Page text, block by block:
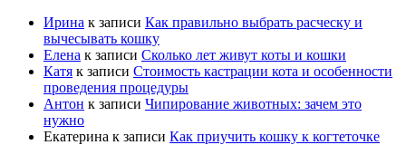
Ирина к записи Как правильно выбрать расческу и
вычесывать кошку
Елена к записи Сколько лет живут коты и кошки
Катя к записи Стоимость кастрации кота и особенности
проведения процедуры
Антон к записи Чипирование животных: зачем это
нужно
Екатерина к записи Как приучить кошку к когтеточке